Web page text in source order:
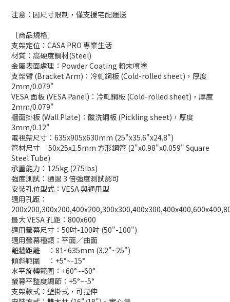
注意：因尺寸限制，僅支援宅配運送
［商品規格］
支架定位：CASA PRO 專業生活
材質：高硬度鋼材(Steel)
金屬表面處理：Powder Coating 粉末噴塗
支架臂 (Bracket Arm)：冷軋鋼板 (Cold-rolled sheet)，厚度
2mm/0.079"
VESA 面板 (VESA Panel)：冷軋鋼板 (Cold-rolled sheet)，厚度
2mm/0.079"
牆面掛板 (Wall Plate)：酸洗鋼板 (Pickling sheet)，厚度
3mm/0.12"
電視架尺寸：635x905x630mm (25"x35.6"x24.8")
管材尺寸
50x25x1.5mm 方形鋼管 (2"x0.98"x0.059" Square
Steel Tube)
承重能力：125kg (275lbs)
強度測試：通過 3 倍強度測試認可
安裝孔位型式：VESA 與通用型
適用孔距：
最大 VESA 孔距：800x600
適用螢幕尺寸：50吋-100吋 (50"-100")
適用螢幕種類：平面／曲面
離牆距離
：81~635mm (3.2"~25")
傾斜範圍
：+5°~-15°
水平旋轉範圍：+60°~-60°
螢幕平整度調節：+5°~-5°
支架款式：壁掛式，可拉伸